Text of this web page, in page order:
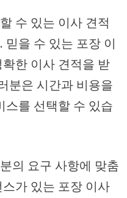
수 있는 이사 견적
믿을 수 있는 포장 이
확한 이사 견적을 받
분은 시간과 비용을
스를 선택할 수 있습
의 요구 사항에 맞춤
가 있는 포장 이사